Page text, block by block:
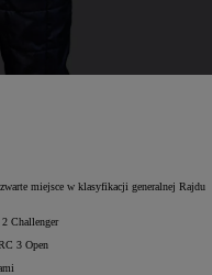
miejsce w klasyfikacji generalnej Rajdu
Challenger
3 Open